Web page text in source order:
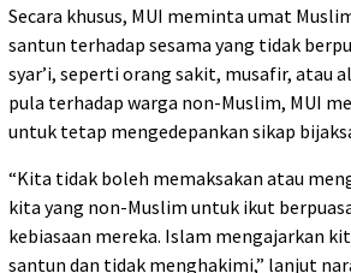
Secara khusus, MUI meminta umat
santun terhadap sesama yang tidak
syar’i, seperti orang sakit, musafir, atau
pula terhadap warga non-Muslim, MUI
untuk tetap mengedepankan sikap
“Kita tidak boleh memaksakan atau
kita yang non-Muslim untuk ikut
kebiasaan mereka. Islam mengajarkan
santun dan tidak menghakimi,” lanjut